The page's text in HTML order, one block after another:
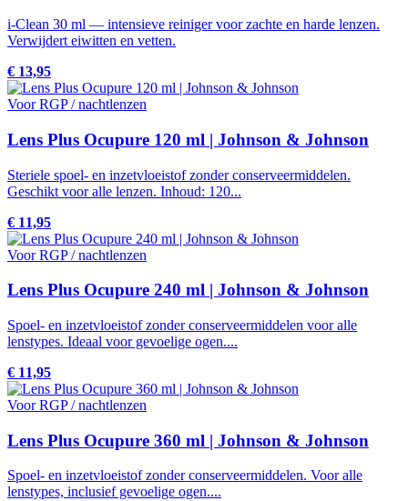
i-Clean 30 ml — intensieve reiniger voor zachte en harde lenzen.
Verwijdert eiwitten en vetten.
€ 13,95
Voor RGP / nachtlenzen
Lens Plus Ocupure 120 ml | Johnson & Johnson
Steriele spoel- en inzetvloeistof zonder conserveermiddelen.
Geschikt voor alle lenzen. Inhoud: 120...
€ 11,95
Voor RGP / nachtlenzen
Lens Plus Ocupure 240 ml | Johnson & Johnson
Spoel- en inzetvloeistof zonder conserveermiddelen voor alle
lenstypes. Ideaal voor gevoelige ogen....
€ 11,95
Voor RGP / nachtlenzen
Lens Plus Ocupure 360 ml | Johnson & Johnson
Spoel- en inzetvloeistof zonder conserveermiddelen. Voor alle
lenstypes, inclusief gevoelige ogen....